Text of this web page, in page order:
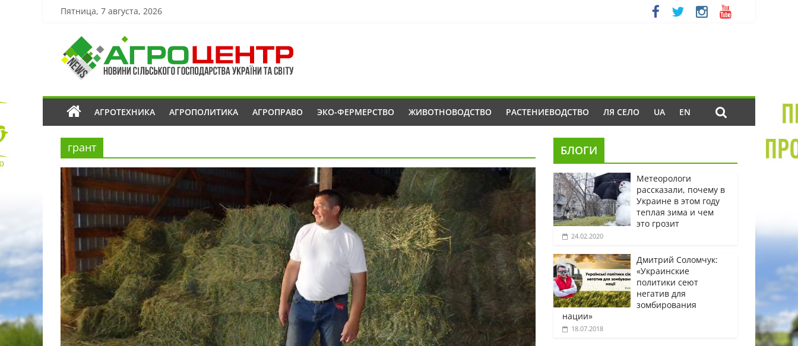
Пятница, 7 августа, 2026
АГРОТЕХНИКА АГРОПОЛИТИКА АГРОПРАВО ЭКО-ФЕРМЕРСТВО ЖИВОТНОВОДСТВО РАСТЕНИЕВОДСТВО ЛЯ СЕЛО UA EN
грант БЛОГИ
Метеорологи
рассказали, почему в
Украине в этом году
теплая зима и чем
это грозит
24.02.2020
Дмитрий Соломчук:
«Украинские
политики сеют
негатив для
зомбирования
нации»
18.07.2018